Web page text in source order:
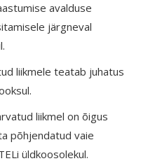
avalduse
järgneval
liikmele teatab juhatus
jooksul.
liikmel on õigus
põhjendatud vaie
üldkoosolekul.